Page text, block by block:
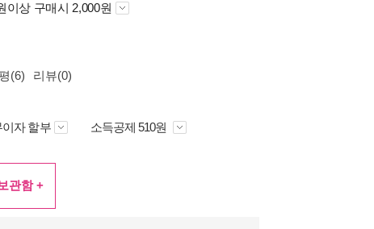
책의
이상 구매시 2,000원
(6) 리뷰(0)
이자 할부 소득공제 510원
관함 +